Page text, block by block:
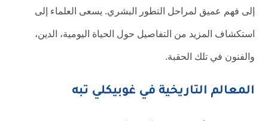
إلى فهم عميق لمراحل التطور البشري. يسعى العلماء إلى
استكشاف المزيد من التفاصيل حول الحياة اليومية، الدين،
والفنون في تلك الحقبة.
المعالم التاريخية في غوبيكلي تبه